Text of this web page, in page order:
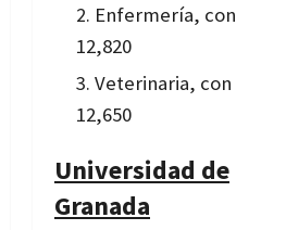
Enfermería, con
12,820
Veterinaria, con
12,650
Universidad de
Granada